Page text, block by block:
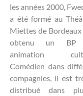
les années 2000,
a été formé au
Miettes de Bordeaux
obtenu un BP
animation
Comédien dans
compagnies, il est
distribué dans